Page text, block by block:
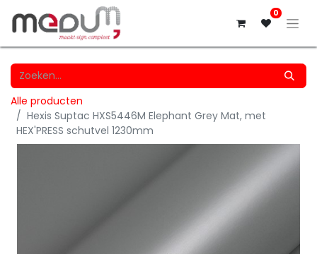
0
Alle producten
Hexis Suptac HXS5446M Elephant Grey Mat, met
HEX'PRESS schutvel 1230mm